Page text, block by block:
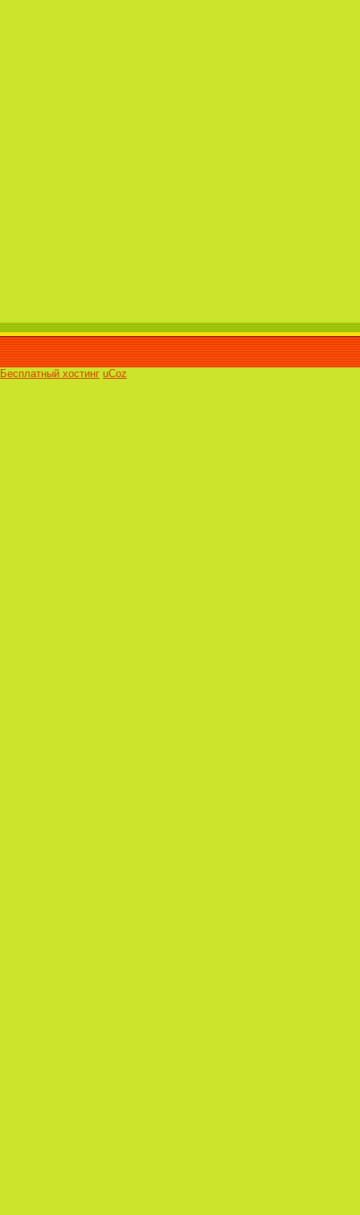
Бесплатный хостинг uCoz